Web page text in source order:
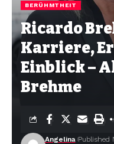
BERÜHMTHEIT
Ricardo
Karriere,
Einblick –
Brehme
Angelina Published